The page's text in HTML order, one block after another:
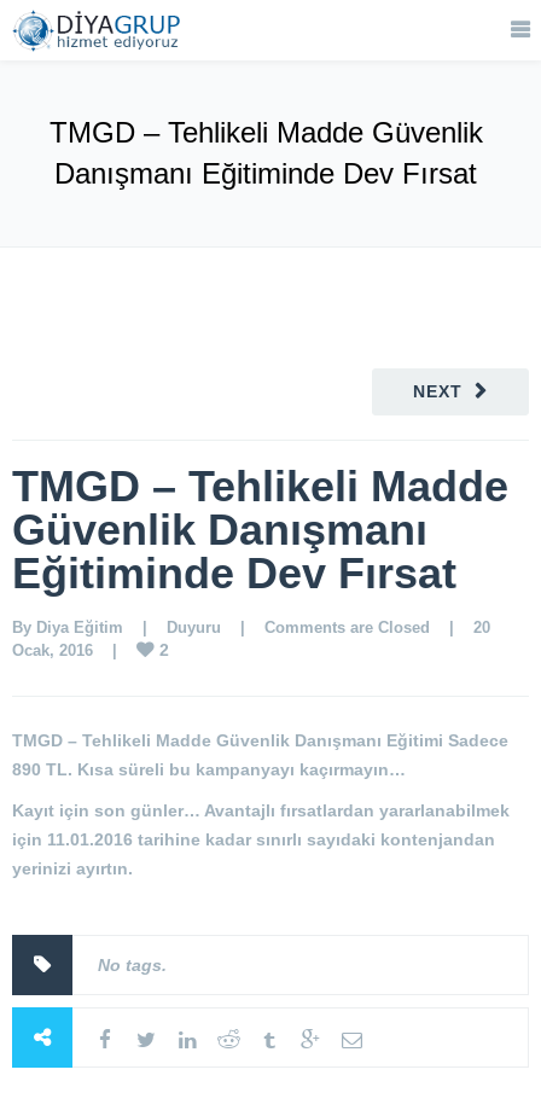
TMGD – Tehlikeli Madde Güvenlik
Danışmanı Eğitiminde Dev Fırsat
NEXT
TMGD – Tehlikeli Madde
Güvenlik Danışmanı
Eğitiminde Dev Fırsat
By Diya Eğitim Duyuru Comments are Closed
    |    20
Ocak, 2016    |
2
TMGD – Tehlikeli Madde Güvenlik Danışmanı Eğitimi Sadece
890 TL. Kısa süreli bu kampanyayı kaçırmayın…
Kayıt için son günler… Avantajlı fırsatlardan yararlanabilmek
için 11.01.2016 tarihine kadar sınırlı sayıdaki kontenjandan
yerinizi ayırtın.
No tags.